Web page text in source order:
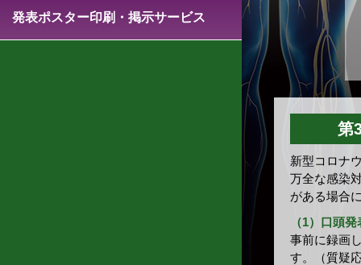
第
新型コロナ
万全な感染
がある場合
（1）口頭
事前に録画
す。（質疑
発表ポスター印刷・掲示サービス